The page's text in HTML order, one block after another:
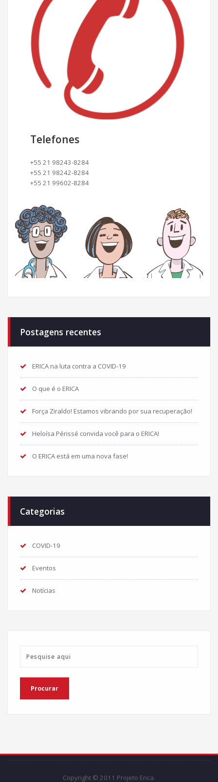
Telefones
+55 21 98243-8284
+55 21 98242-8284
+55 21 99602-8284
Postagens recentes
ERICA na luta contra a COVID-19
O que é o ERICA
Força Ziraldo! Estamos vibrando por sua recuperação!
Heloísa Périssé convida você para o ERICA!
O ERICA está em uma nova fase!
Categorias
COVID-19
Eventos
Notícias
Copyright © 2011 Projeto Erica.